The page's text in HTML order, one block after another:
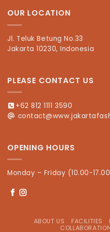
OUR LOCATION
Jl. Teluk Betung No.33
Jakarta 10230, Indonesia
PLEASE CONTACT US
+62 812 1111 3590
OPENING HOURS
Monday – Friday (10.00-
ABOUT US FACILITIES